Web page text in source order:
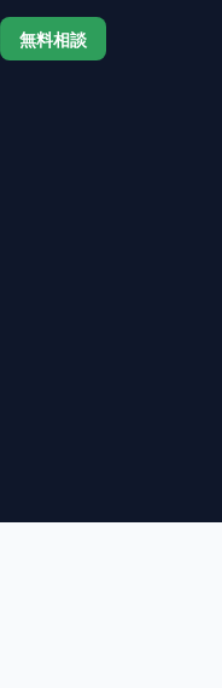
無料相談